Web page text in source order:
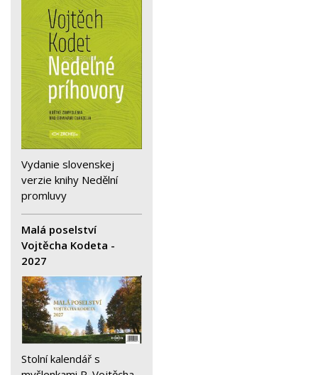
Vydanie slovenskej
verzie knihy Nedělní
promluvy
Malá poselství
Vojtěcha Kodeta -
2027
Stolní kalendář s